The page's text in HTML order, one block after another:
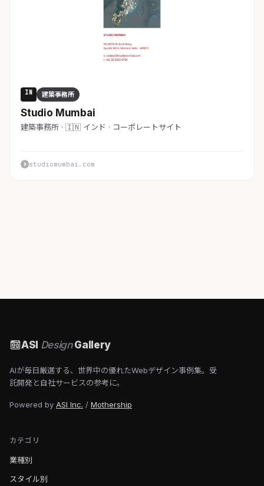
IN 建築事務所
Studio Mumbai
建築事務所 · 🇮🇳 インド · コーポレートサイト
studiomumbai.com
ASI DesignGallery
AIが毎日厳選する、世界中の優れたWebデザイン事例集。受
託開発と自社サービスの参考に。
Powered by ASI Inc. / Mothership
カテゴリ
業種別
スタイル別